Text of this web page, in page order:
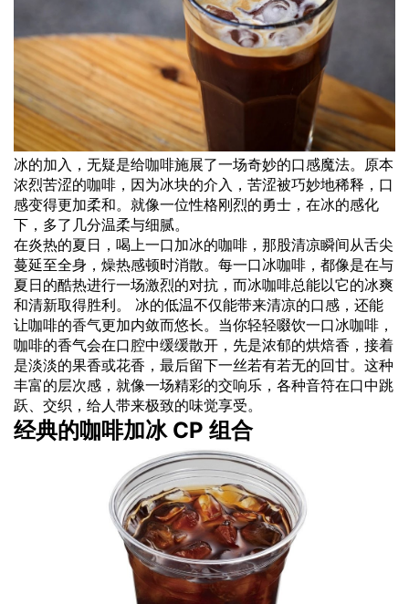
冰的加入，无疑是给咖啡施展了一场奇妙的口感魔法。原本
浓烈苦涩的咖啡，因为冰块的介入，苦涩被巧妙地稀释，口
感变得更加柔和。就像一位性格刚烈的勇士，在冰的感化
下，多了几分温柔与细腻。
在炎热的夏日，喝上一口加冰的咖啡，那股清凉瞬间从舌尖
蔓延至全身，燥热感顿时消散。每一口冰咖啡，都像是在与
夏日的酷热进行一场激烈的对抗，而冰咖啡总能以它的冰爽
和清新取得胜利。 冰的低温不仅能带来清凉的口感，还能
让咖啡的香气更加内敛而悠长。当你轻轻啜饮一口冰咖啡，
咖啡的香气会在口腔中缓缓散开，先是浓郁的烘焙香，接着
是淡淡的果香或花香，最后留下一丝若有若无的回甘。这种
丰富的层次感，就像一场精彩的交响乐，各种音符在口中跳
跃、交织，给人带来极致的味觉享受。
经典的咖啡加冰 CP 组合